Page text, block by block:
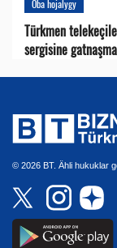
Oba hojalygy
Türkmen
sergisine
© 2026 BT. Ähli hukuklar